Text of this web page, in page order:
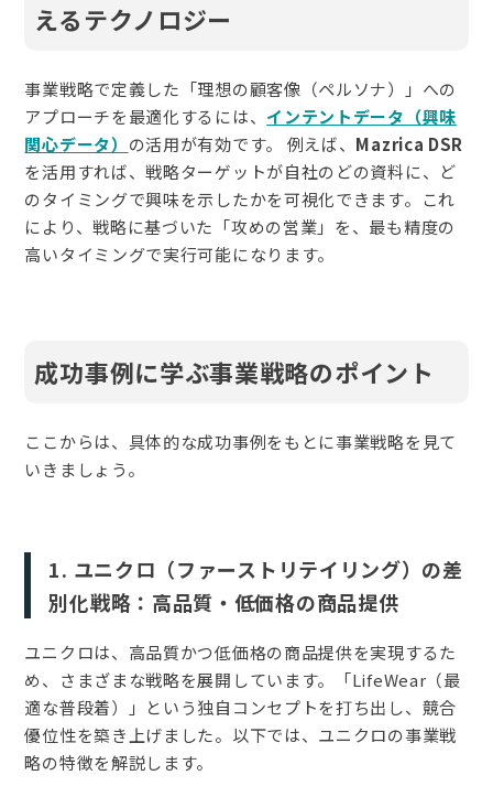
えるテクノロジー
事業戦略で定義した「理想の顧客像（ペルソナ）」への
アプローチを最適化するには、 インテントデータ（興味
関心データ） の活用が有効です。 例えば、 Mazrica DSR
を活用すれば、戦略ターゲットが自社のどの資料に、ど
のタイミングで興味を示したかを可視化できます。これ
により、戦略に基づいた「攻めの営業」を、最も精度の
高いタイミングで実行可能になります。
成功事例に学ぶ事業戦略のポイント
ここからは、具体的な成功事例をもとに事業戦略を見て
いきましょう。
1. ユニクロ（ファーストリテイリング）の差
別化戦略：高品質・低価格の商品提供
ユニクロは、高品質かつ低価格の商品提供を実現するた
め、さまざまな戦略を展開しています。「LifeWear（最
適な普段着）」という独自コンセプトを打ち出し、競合
優位性を築き上げました。以下では、ユニクロの事業戦
略の特徴を解説します。